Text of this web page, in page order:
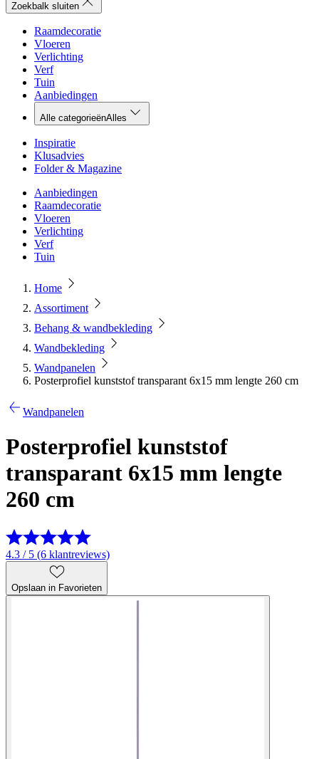
Zoekbalk sluiten
Raamdecoratie
Vloeren
Verlichting
Verf
Tuin
Aanbiedingen
Alle categorieënAlles
Inspiratie
Klusadvies
Folder & Magazine
Aanbiedingen
Raamdecoratie
Vloeren
Verlichting
Verf
Tuin
Home
Assortiment
Behang & wandbekleding
Wandbekleding
Wandpanelen
Posterprofiel kunststof transparant 6x15 mm lengte 260 cm
Wandpanelen
Posterprofiel kunststof
transparant 6x15 mm lengte
260 cm
4.3 / 5 (6 klantreviews)
Opslaan in Favorieten